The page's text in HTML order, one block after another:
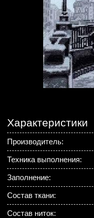
Характеристики
Производитель:
Техника выполнения:
Заполнение:
Состав ткани:
Состав ниток: